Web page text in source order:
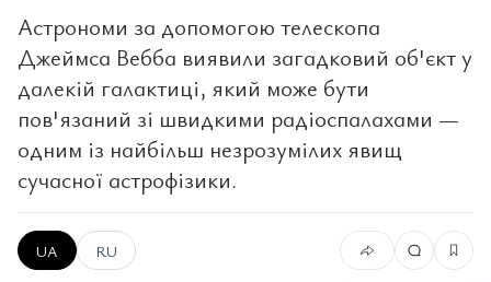
Астрономи за допомогою телескопа
Джеймса Вебба виявили загадковий об'єкт у
далекій галактиці, який може бути
пов'язаний зі швидкими радіоспалахами —
одним із найбільш незрозумілих явищ
сучасної астрофізики.
UA RU